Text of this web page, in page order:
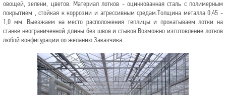
овощей, зелени, цветов. Материал лотков - оцинкованная сталь с полимерным
покрытием , стойкая к коррозии и агрессивным средам. Толщина металла 0,45 -
1,0 мм.
Выезжаем на место расположения теплицы и прокатываем лотки на
станке неограниченной длины без швов и стыков.Возможно изготовление лотков
любой конфигурации по желанию Заказчика.